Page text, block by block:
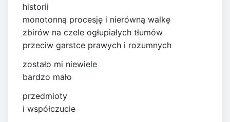
historii
monotonną procesję i nierówną walkę
zbirów na czele ogłupiałych tłumów
przeciw garstce prawych i rozumnych
zostało mi niewiele
bardzo mało
przedmioty
i współczucie